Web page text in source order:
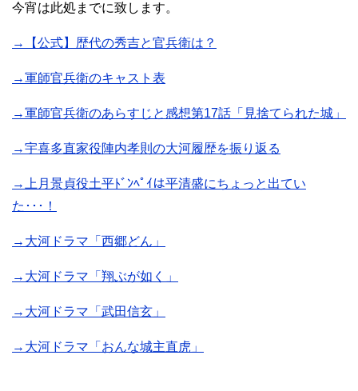
今宵は此処までに致します。
→【公式】歴代の秀吉と官兵衛は？
→軍師官兵衛のキャスト表
→軍師官兵衛のあらすじと感想第17話「見捨てられた城」
→宇喜多直家役陣内孝則の大河履歴を振り返る
→上月景貞役土平ﾄﾞﾝﾍﾟｲは平清盛にちょっと出てい
た･･･！
→大河ドラマ「西郷どん」
→大河ドラマ「翔ぶが如く」
→大河ドラマ「武田信玄」
→大河ドラマ「おんな城主直虎」